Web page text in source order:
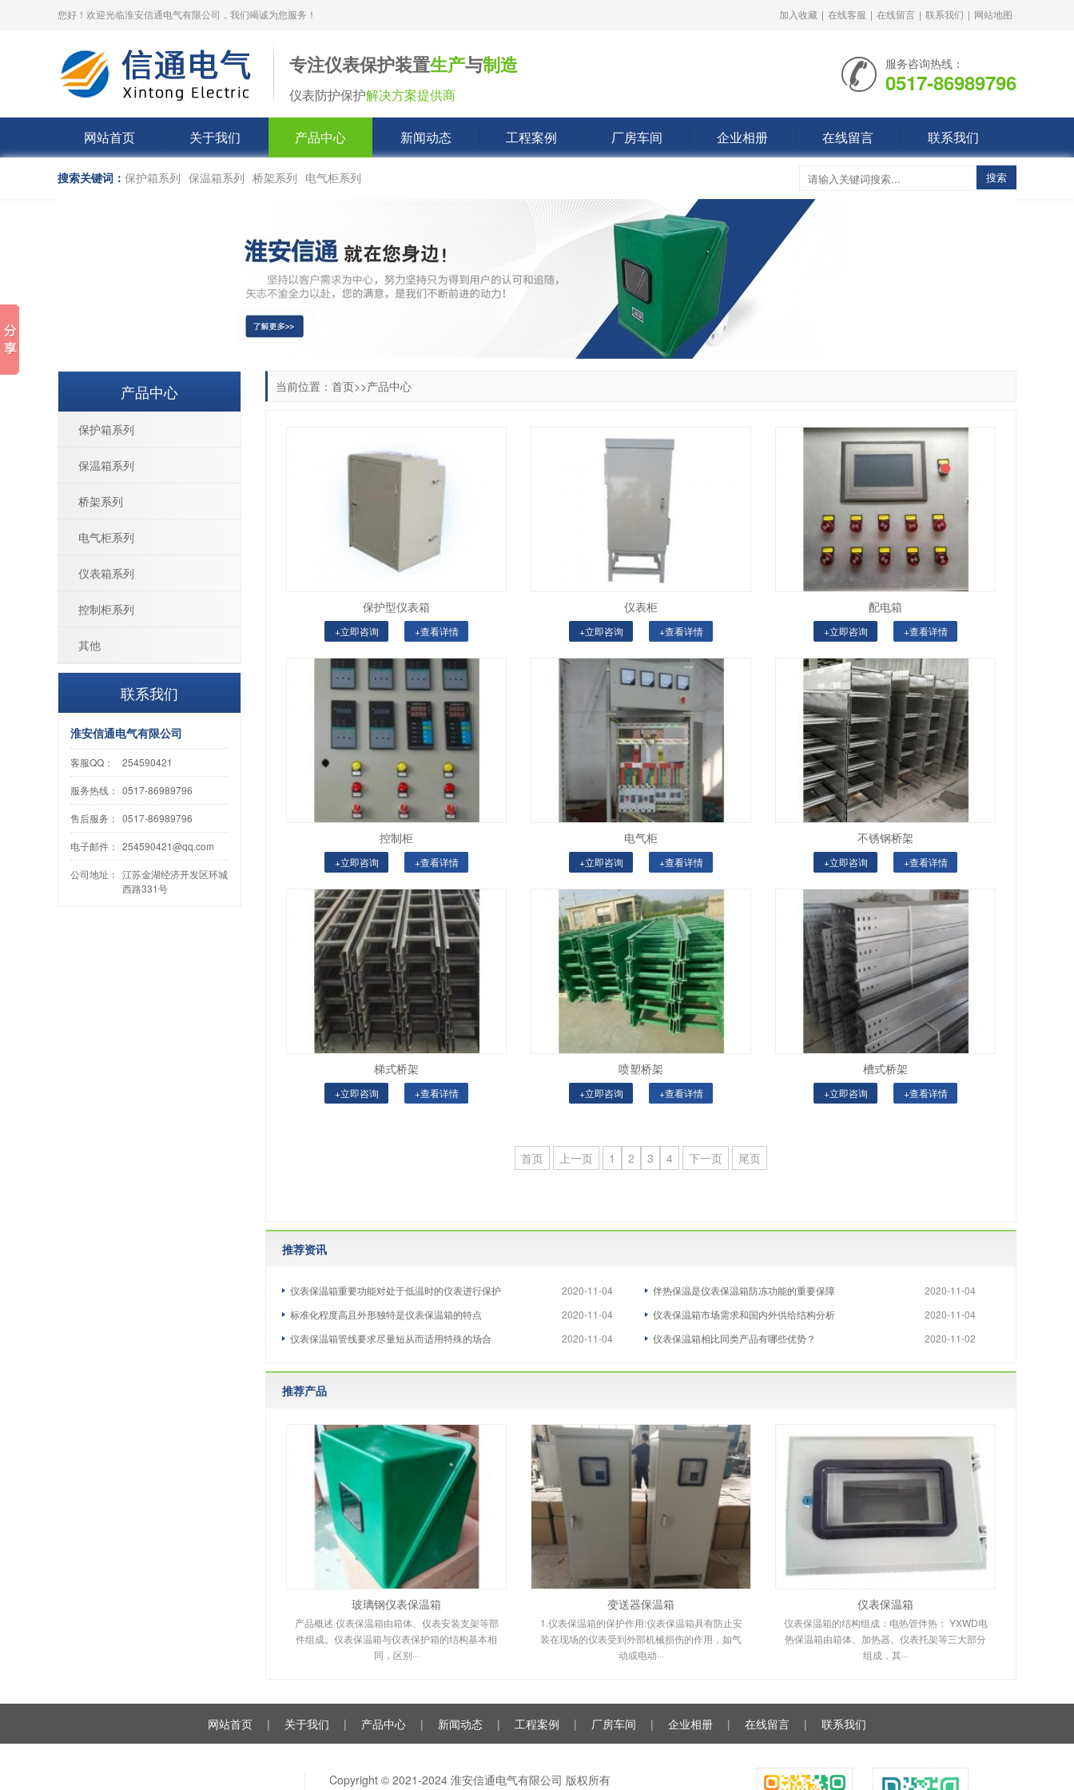
您好！欢迎光临淮安信通电气有限公司，我们竭诚为您服务！ 加入收藏 | 在线客服 | 在线留言 | 联系我们 | 网站地图
专注仪表保护装置生产与制造
仪表防护保护解决方案提供商
服务咨询热线：
0517-86989796
网站首页 关于我们 产品中心 新闻动态 工程案例 厂房车间 企业相册 在线留言 联系我们
搜索关键词： 保护箱系列 保温箱系列 桥架系列 电气柜系列
当前位置： 首页>>产品中心
保护型仪表箱
+立即咨询 +查看详情
仪表柜
+立即咨询 +查看详情
配电箱
+立即咨询 +查看详情
控制柜
+立即咨询 +查看详情
电气柜
+立即咨询 +查看详情
不锈钢桥架
+立即咨询 +查看详情
梯式桥架
+立即咨询 +查看详情
喷塑桥架
+立即咨询 +查看详情
槽式桥架
+立即咨询 +查看详情
首页 上一页 1 2 3 4 下一页 尾页
推荐资讯
2020-11-04
仪表保温箱重要功能对处于低温时的仪表进行保护 2020-11-04
伴热保温是仪表保温箱防冻功能的重要保障
2020-11-04
标准化程度高且外形独特是仪表保温箱的特点 2020-11-04
仪表保温箱市场需求和国内外供给结构分析
2020-11-04
仪表保温箱管线要求尽量短从而适用特殊的场合 2020-11-02
仪表保温箱相比同类产品有哪些优势？
推荐产品
玻璃钢仪表保温箱
产品概述 仪表保温箱由箱体、仪表安装支架等部
件组成。仪表保温箱与仪表保护箱的结构基本相
同，区别···
变送器保温箱
1.仪表保温箱的保护作用:仪表保温箱具有防止安
装在现场的仪表受到外部机械损伤的作用，如气
动或电动···
仪表保温箱
仪表保温箱的结构组成：电热管伴热： YXWD电
热保温箱由箱体、加热器、仪表托架等三大部分
组成，其···
产品中心
保护箱系列
保温箱系列
桥架系列
电气柜系列
仪表箱系列
控制柜系列
其他
联系我们
淮安信通电气有限公司
客服QQ： 254590421
服务热线： 0517-86989796
售后服务： 0517-86989796
电子邮件： 254590421@qq.com
公司地址： 江苏金湖经济开发区环城
西路331号
网站首页 | 关于我们 | 产品中心 | 新闻动态 | 工程案例 | 厂房车间 | 企业相册 | 在线留言 | 联系我们
Copyright © 2021-2024 淮安信通电气有限公司 版权所有